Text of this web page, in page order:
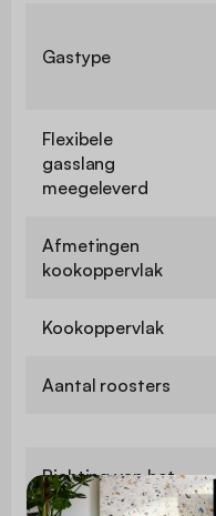
Gastype
Flexibele
gasslang
meegeleverd
Afmetingen
kookoppervlak
Kookoppervlak
Aantal roosters
Richting van het
rooster